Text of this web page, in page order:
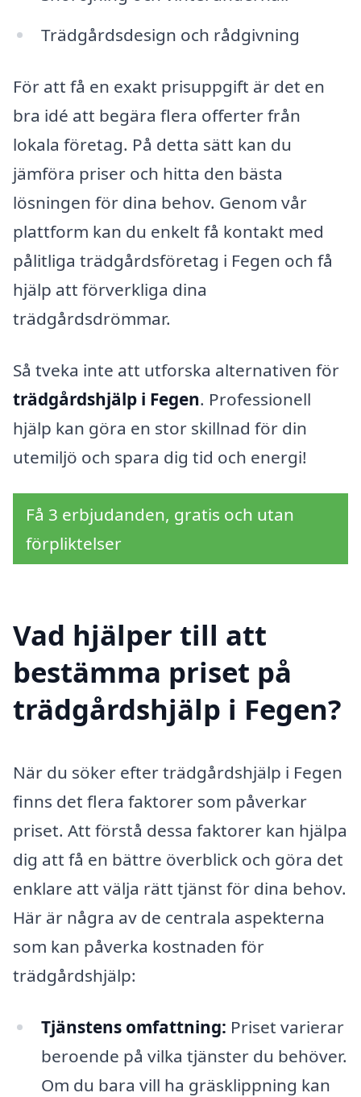
Trädgårdsdesign och rådgivning
För att få en exakt prisuppgift är det en
bra idé att begära flera offerter från
lokala företag. På detta sätt kan du
jämföra priser och hitta den bästa
lösningen för dina behov. Genom vår
plattform kan du enkelt få kontakt med
pålitliga trädgårdsföretag i Fegen och få
hjälp att förverkliga dina
trädgårdsdrömmar.
Så tveka inte att utforska alternativen för
trädgårdshjälp i Fegen. Professionell
hjälp kan göra en stor skillnad för din
utemiljö och spara dig tid och energi!
Få 3 erbjudanden, gratis och utan
förpliktelser
Vad hjälper till att
bestämma priset på
trädgårdshjälp i Fegen?
När du söker efter trädgårdshjälp i Fegen
finns det flera faktorer som påverkar
priset. Att förstå dessa faktorer kan hjälpa
dig att få en bättre överblick och göra det
enklare att välja rätt tjänst för dina behov.
Här är några av de centrala aspekterna
som kan påverka kostnaden för
trädgårdshjälp:
Tjänstens omfattning: Priset varierar
beroende på vilka tjänster du behöver.
Om du bara vill ha gräsklippning kan